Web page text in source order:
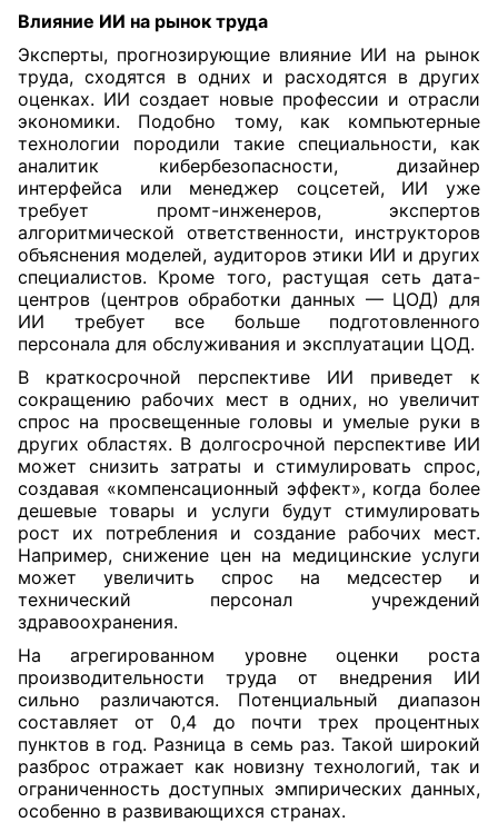
Влияние ИИ на рынок труда
Эксперты, прогнозирующие влияние ИИ на рынок
труда, сходятся в одних и расходятся в других
оценках. ИИ создает новые профессии и отрасли
экономики. Подобно тому, как компьютерные
технологии породили такие специальности, как
аналитик кибербезопасности, дизайнер
интерфейса или менеджер соцсетей, ИИ уже
требует промт-инженеров, экспертов
алгоритмической ответственности, инструкторов
объяснения моделей, аудиторов этики ИИ и других
специалистов. Кроме того, растущая сеть дата-
центров (центров обработки данных — ЦОД) для
ИИ требует все больше подготовленного
персонала для обслуживания и эксплуатации ЦОД.
В краткосрочной перспективе ИИ приведет к
сокращению рабочих мест в одних, но увеличит
спрос на просвещенные головы и умелые руки в
других областях. В долгосрочной перспективе ИИ
может снизить затраты и стимулировать спрос,
создавая «компенсационный эффект», когда более
дешевые товары и услуги будут стимулировать
рост их потребления и создание рабочих мест.
Например, снижение цен на медицинские услуги
может увеличить спрос на медсестер и
технический персонал учреждений
здравоохранения.
На агрегированном уровне оценки роста
производительности труда от внедрения ИИ
сильно различаются. Потенциальный диапазон
составляет от 0,4 до почти трех процентных
пунктов в год. Разница в семь раз. Такой широкий
разброс отражает как новизну технологий, так и
ограниченность доступных эмпирических данных,
особенно в развивающихся странах.